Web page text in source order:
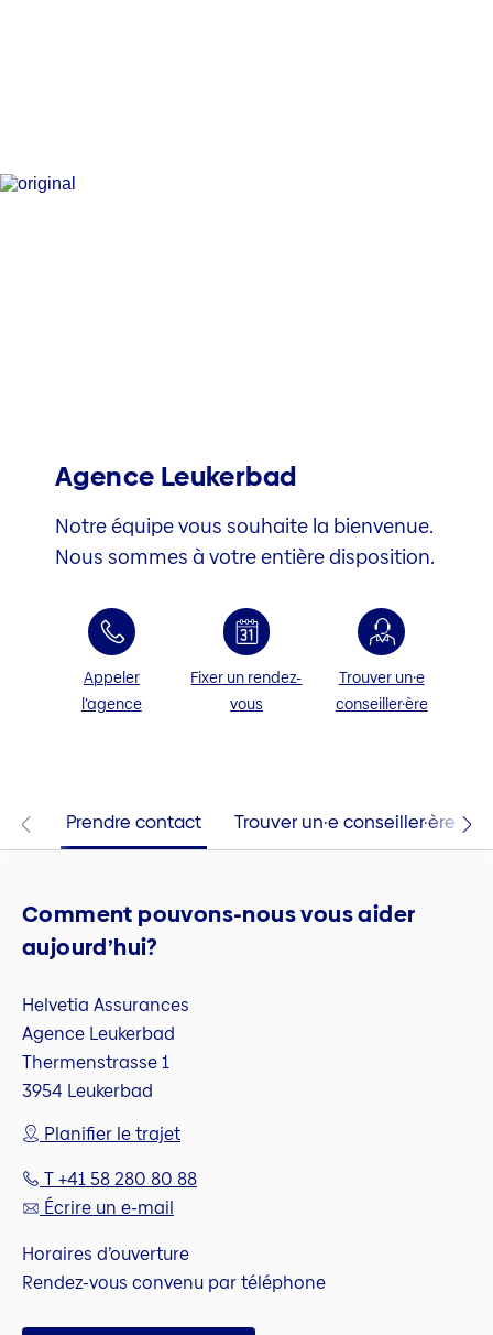
Agence Leukerbad
Notre équipe vous souhaite la bienvenue.
Nous sommes à votre entière disposition.
Appeler
l’agence
Fixer un rendez-
vous
Trouver un·e
conseiller·ère
Prendre contact Trouver un·e conseiller·ère
Comment pouvons-nous vous aider
aujourd’hui?
Helvetia Assurances
Agence Leukerbad
Thermenstrasse 1
3954 Leukerbad
Planifier le trajet
T +41 58 280 80 88
Écrire un e-mail
Horaires d’ouverture
Rendez-vous convenu par téléphone